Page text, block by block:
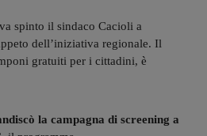
spinto il sindaco Cacioli a
dell’iniziativa regionale. Il
gratuiti per i cittadini, è
la campagna di screening a